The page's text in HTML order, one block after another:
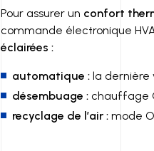
Pour assurer un confort
commande électronique
éclairées :
automatique : la dernière
désembuage : chauffage
recyclage de l’air : mode